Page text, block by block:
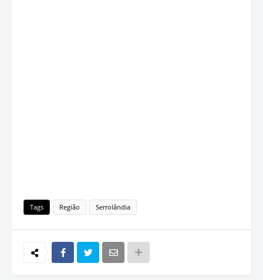
Tags Região Serrolândia